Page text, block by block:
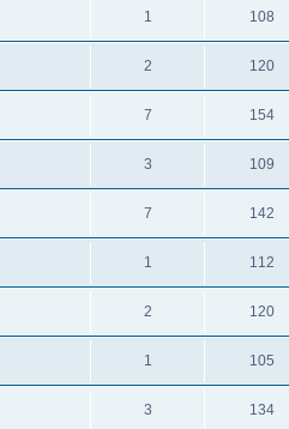
1 108
2 120
7 154
3 109
7 142
1 112
2 120
1 105
3 134